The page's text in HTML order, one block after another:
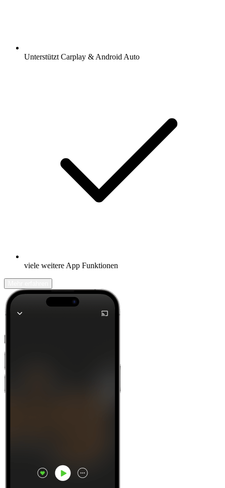
Unterstützt Carplay & Android Auto
viele weitere App Funktionen